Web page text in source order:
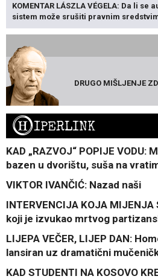
KOMENTAR LÁSZLA VÉGELA: Da li se
sistem može srušiti pravnim
DRUGO MIŠLJENJE
HIPERLINK
KAD „RAZVOJ“ POPIJE VODU:
bazen u dvorištu, suša na
VIKTOR IVANČIĆ: Nazad naši
INTERVENCIJA KOJA MIJENJA
koji je izvukao mrtvog
LIJEPA VEČER, LIJEP DAN:
lansiran uz dramatični
KAD STUDENTI NA KOSOVO